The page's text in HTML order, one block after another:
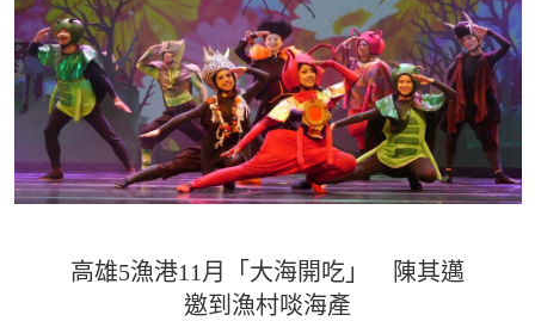
高雄5漁港11月「大海開吃」 陳其邁
邀到漁村啖海產